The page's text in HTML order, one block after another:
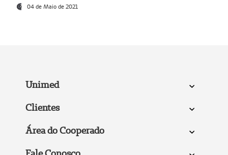
04 de Maio de 2021
Unimed
Clientes
Área do Cooperado